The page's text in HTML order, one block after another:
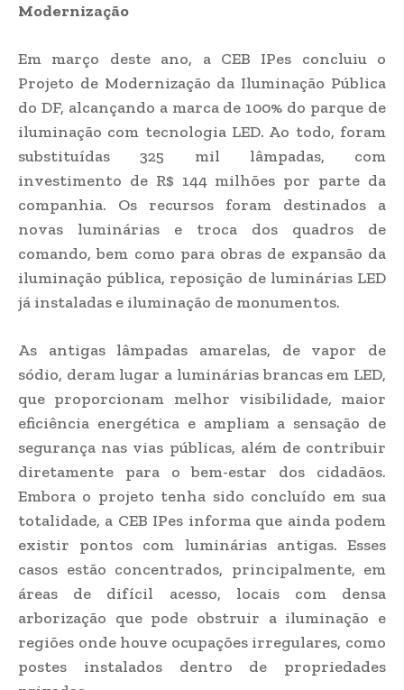
Modernização
Em março deste ano, a CEB IPes concluiu o
Projeto de Modernização da Iluminação Pública
do DF, alcançando a marca de 100% do parque de
iluminação com tecnologia LED. Ao todo, foram
substituídas 325 mil lâmpadas, com
investimento de R$ 144 milhões por parte da
companhia. Os recursos foram destinados a
novas luminárias e troca dos quadros de
comando, bem como para obras de expansão da
iluminação pública, reposição de luminárias LED
já instaladas e iluminação de monumentos.
As antigas lâmpadas amarelas, de vapor de
sódio, deram lugar a luminárias brancas em LED,
que proporcionam melhor visibilidade, maior
eficiência energética e ampliam a sensação de
segurança nas vias públicas, além de contribuir
diretamente para o bem-estar dos cidadãos.
Embora o projeto tenha sido concluído em sua
totalidade, a CEB IPes informa que ainda podem
existir pontos com luminárias antigas. Esses
casos estão concentrados, principalmente, em
áreas de difícil acesso, locais com densa
arborização que pode obstruir a iluminação e
regiões onde houve ocupações irregulares, como
postes instalados dentro de propriedades